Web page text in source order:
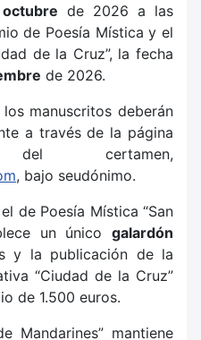
de 2026 a las
de Poesía Mística y el
de la Cruz”, la fecha
de 2026.
manuscritos deberán
a través de la página
certamen,
, bajo seudónimo.
de Poesía Mística “San
un único galardón
y la publicación de la
“Ciudad de la Cruz”
de 1.500 euros.
Mandarines” mantiene